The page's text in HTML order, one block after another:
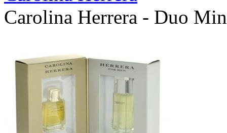
Carolina Herrera - Duo